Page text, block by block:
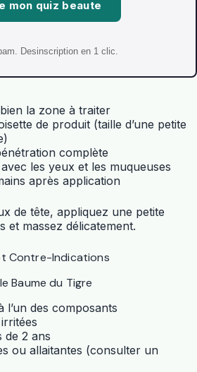
mon quiz beaute
Desinscription en 1 clic.
la zone à traiter
de produit (taille d’une petite
complète
les yeux et les muqueuses
après application
de tête, appliquez une petite
et massez délicatement.
Contre-Indications
Baume du Tigre
l’un des composants
de 2 ans
ou allaitantes (consulter un